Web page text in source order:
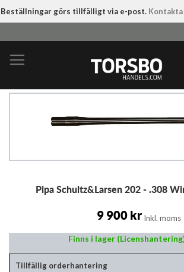
Beställningar görs tillfälligt via e-post.
till
innehållet
Pipa Schultz&Larsen 202 - .308
9 900 kr Inkl. moms
Finns i lager
Tillfällig orderhantering